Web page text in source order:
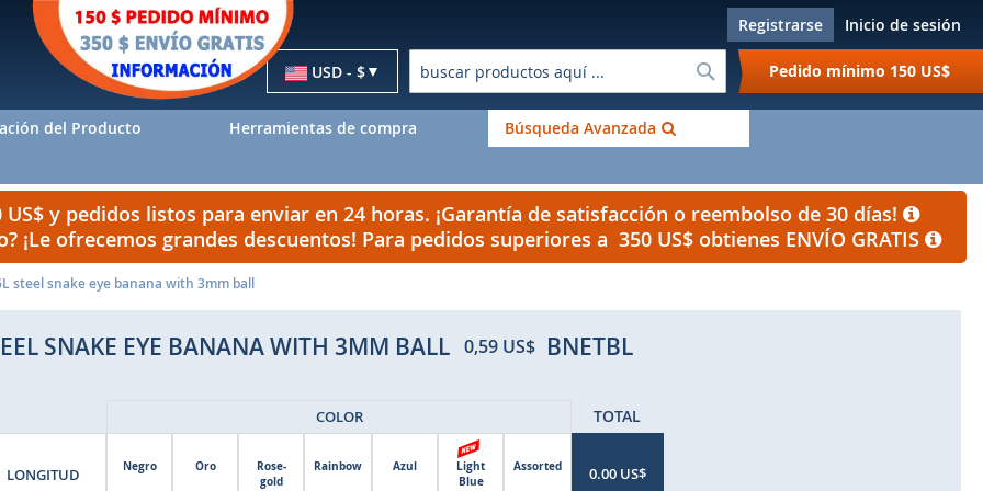
Registrarse
Inicio de sesión
Moneda
USD - $
Buscar
Buscar
Pedido mínimo 150 US$
del Producto Herramientas de compra Búsqueda Avanzada
y pedidos listos para enviar en 24 horas. ¡Garantía de satisfacción o reembolso de 30 días!
¡Le ofrecemos grandes descuentos! Para pedidos superiores a 350 US$ obtienes ENVÍO GRATIS
steel snake eye banana with 3mm ball
SNAKE EYE BANANA WITH 3MM BALL 0,59 US$ BNETBL
LONGITUD
COLOR
Negro Oro
Rose-
gold
Rainbow Azul
Light
Blue
Assorted
TOTAL
0.00 US$